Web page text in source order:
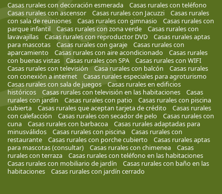
Casas rurales con decoración esmerada
Casas rurales con teléfono
Casas rurales con ascensor
Casas rurales con Jacuzzi
Casas rurales
con sala de reuniones
Casas rurales con gimnasio
Casas rurales con
parque infantil
Casas rurales con zona verde
Casas rurales con
lavavajillas
Casas rurales con reproductor DVD
Casas rurales aptas
para mascotas
Casas rurales con garaje
Casas rurales con
aparcamiento
Casas rurales con aire acondicionado
Casas rurales
con buenas vistas
Casas rurales con SPA
Casas rurales con WIFI
Casas rurales con televisión
Casa rurales con balcón
Casas rurales
con conexión a internet
Casas rurales especiales para agroturismo
Casas rurales con sala de juegos
Casas rurales en edificios
históricos
Casas rurales con televisión en las habitaciones
Casas
rurales con jardín
Casas rurales con patio
Casas rurales con piscina
cubierta
Casas rurales que aceptan tarjeta de crédito
Casas rurales
con calefacción
Casas rurales con secador de pelo
Casas rurales con
cuna
Casas rurales con barbacoa
Casas rurales adaptadas para
minusválidos
Casas rurales con piscina
Casas rurales con
restaurante
Casas rurales con porche cubierto
Casas rurales aptas
para mascotas (consultar)
Casas rurales con chimenea
Casas
rurales con terraza
Casas rurales con teléfono en las habitaciones
Casas rurales con mobiliario de jardín
Casas rurales con baño en las
habitaciones
Casas rurales con jardín cerrado